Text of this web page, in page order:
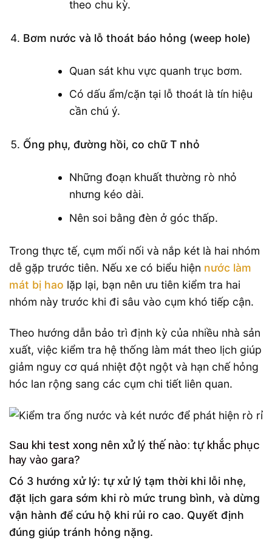
theo chu kỳ.
Bơm nước và lỗ thoát báo hỏng (weep hole)
Quan sát khu vực quanh trục bơm.
Có dấu ẩm/cặn tại lỗ thoát là tín hiệu
cần chú ý.
Ống phụ, đường hồi, co chữ T nhỏ
Những đoạn khuất thường rò nhỏ
nhưng kéo dài.
Nên soi bằng đèn ở góc thấp.
Trong thực tế, cụm mối nối và nắp két là hai nhóm
dễ gặp trước tiên. Nếu xe có biểu hiện nước làm
mát bị hao lặp lại, bạn nên ưu tiên kiểm tra hai
nhóm này trước khi đi sâu vào cụm khó tiếp cận.
Theo hướng dẫn bảo trì định kỳ của nhiều nhà sản
xuất, việc kiểm tra hệ thống làm mát theo lịch giúp
giảm nguy cơ quá nhiệt đột ngột và hạn chế hỏng
hóc lan rộng sang các cụm chi tiết liên quan.
Sau khi test xong nên xử lý thế nào: tự khắc phục
hay vào gara?
Có 3 hướng xử lý: tự xử lý tạm thời khi lỗi nhẹ,
đặt lịch gara sớm khi rò mức trung bình, và dừng
vận hành để cứu hộ khi rủi ro cao. Quyết định
đúng giúp tránh hỏng nặng.